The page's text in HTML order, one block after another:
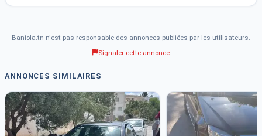
Baniola.tn n'est pas responsable des annonces publiées par les utilisateurs.
Signaler cette annonce
ANNONCES SIMILAIRES